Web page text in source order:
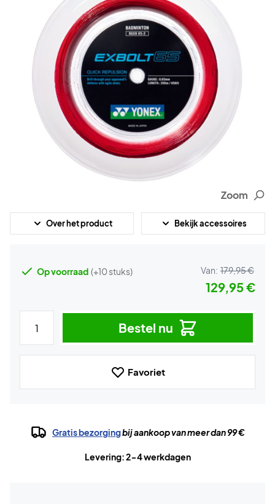
Zoom
Over het product Bekijk accessoires
Op voorraad (+10 stuks) Van: 179,95 €
129,95 €
Bestel nu
Favoriet
Gratis bezorgingbij aankoop van meer dan 99 €
Levering: 2-4 werkdagen